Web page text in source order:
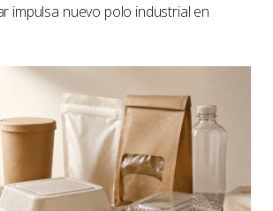
impulsa nuevo polo industrial en